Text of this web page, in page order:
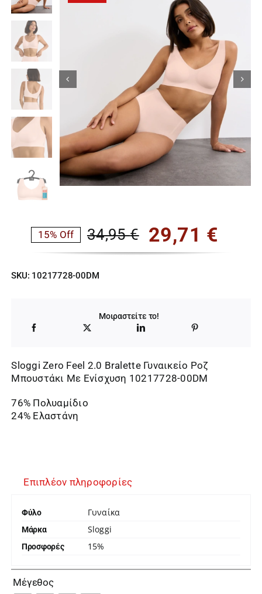
Κορίτσι
Εσώρουχα
Είδη Παρέλασης
Σχετικά με εμάς
ENGLISH
34,95€
Original
price
34,95 €.
29,71 €
Η
τρέχουσα
είναι:
29,71 €.
15% Off
SKU: 10217728-00DM
Μοιραστείτε το!
Sloggi Zero Feel 2.0 Bralette Γυναικείο Ροζ
Μπουστάκι Με Ενίσχυση 10217728-00DM
76% Πολυαμίδιο
24% Ελαστάνη
Επιπλέον πληροφορίες
Φύλο Γυναίκα
Μάρκα Sloggi
Προσφορές 15%
Μέγεθος